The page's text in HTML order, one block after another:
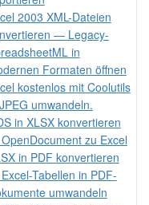
2003 XML-Dateien
— Legacy-
in
Formaten öffnen
kostenlos mit Coolutils
umwandeln.
in XLSX konvertieren
zu Excel
in PDF konvertieren
Tabellen in PDF-
umwandeln